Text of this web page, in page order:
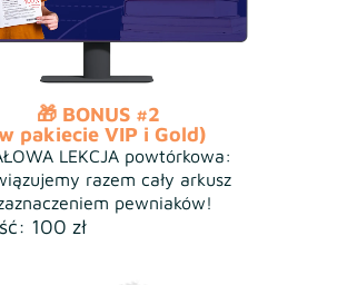
🎁 BONUS #2
pakiecie VIP i Gold)
LEKCJA powtórkowa:
razem cały arkusz
pewniaków!
100 zł